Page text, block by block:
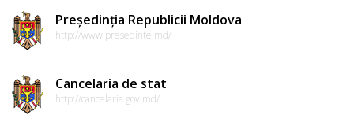
Președinția Republicii Moldova
http://www.presedinte.md/
Cancelaria de stat
http://cancelaria.gov.md/